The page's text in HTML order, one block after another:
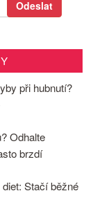
při hubnutí?
Odhalte
brzdí
Stačí běžné